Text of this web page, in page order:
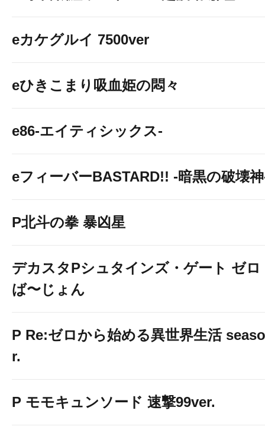
eカケグルイ 7500ver
eひきこまり吸血姫の悶々
e86-エイティシックス-
eフィーバーBASTARD!! -暗黒の破壊
P北斗の拳 暴凶星
デカスタPシュタインズ・ゲート ゼ
ば〜じょん
P Re:ゼロから始める異世界生活
r.
P モモキュンソード 速撃99ver.